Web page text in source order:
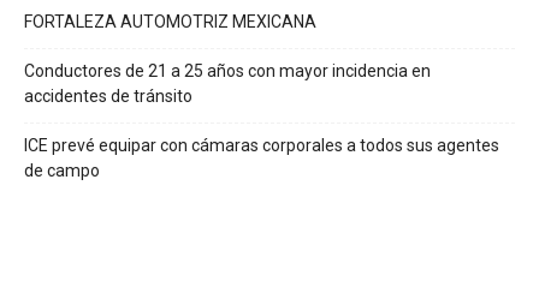
FORTALEZA AUTOMOTRIZ MEXICANA
Conductores de 21 a 25 años con mayor incidencia en
accidentes de tránsito
ICE prevé equipar con cámaras corporales a todos sus agentes
de campo